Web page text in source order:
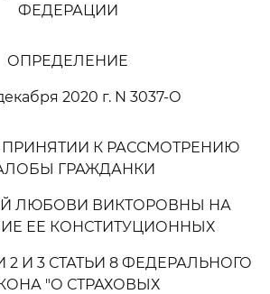
ФЕДЕРАЦИИ
ОПРЕДЕЛЕНИЕ
2020 г. N 3037-О
ПРИНЯТИИ К РАССМОТРЕНИЮ
ГРАЖДАНКИ
ЛЮБОВИ ВИКТОРОВНЫ НА
ЕЕ КОНСТИТУЦИОННЫХ
2 И 3 СТАТЬИ 8 ФЕДЕРАЛЬНОГО
"О СТРАХОВЫХ